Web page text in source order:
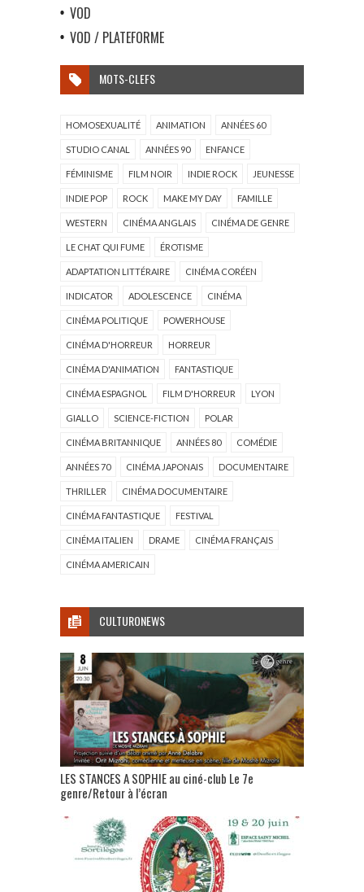
VOD
VOD / PLATEFORME
MOTS-CLEFS
HOMOSEXUALITÉ ANIMATION ANNÉES 60
STUDIO CANAL ANNÉES 90 ENFANCE
FÉMINISME FILM NOIR INDIE ROCK JEUNESSE
INDIE POP ROCK MAKE MY DAY FAMILLE
WESTERN CINÉMA ANGLAIS CINÉMA DE GENRE
LE CHAT QUI FUME ÉROTISME
ADAPTATION LITTÉRAIRE CINÉMA CORÉEN
INDICATOR ADOLESCENCE CINÉMA
CINÉMA POLITIQUE POWERHOUSE
CINÉMA D'HORREUR HORREUR
CINÉMA D'ANIMATION FANTASTIQUE
CINÉMA ESPAGNOL FILM D'HORREUR LYON
GIALLO SCIENCE-FICTION POLAR
CINÉMA BRITANNIQUE ANNÉES 80 COMÉDIE
ANNÉES 70 CINÉMA JAPONAIS DOCUMENTAIRE
THRILLER CINÉMA DOCUMENTAIRE
CINÉMA FANTASTIQUE FESTIVAL
CINÉMA ITALIEN DRAME CINÉMA FRANÇAIS
CINÉMA AMERICAIN
CULTURONEWS
LES STANCES A SOPHIE au ciné-club Le 7e
genre/Retour à l’écran